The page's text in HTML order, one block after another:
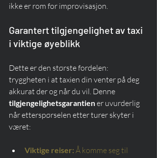
ikke er rom for improvisasjon.
Garantert tilgjengelighet av taxi
i viktige øyeblikk
Dette er den største fordelen:
tryggheten i at taxien din venter på deg
akkurat der og når du vil. Denne
tilgjengelighetsgarantien er uvurderlig
når etterspørselen etter turer skyter i
været:
Viktige reiser: Å komme seg til